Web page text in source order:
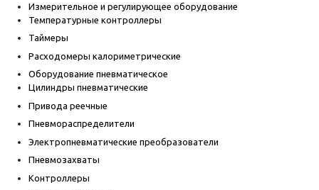
Измерительное и регулирующее оборудование
Температурные контроллеры
Таймеры
Расходомеры калориметрические
Оборудование пневматическое
Цилиндры пневматические
Привода реечные
Пневмораспределители
Электропневматические преобразователи
Пневмозахваты
Контроллеры